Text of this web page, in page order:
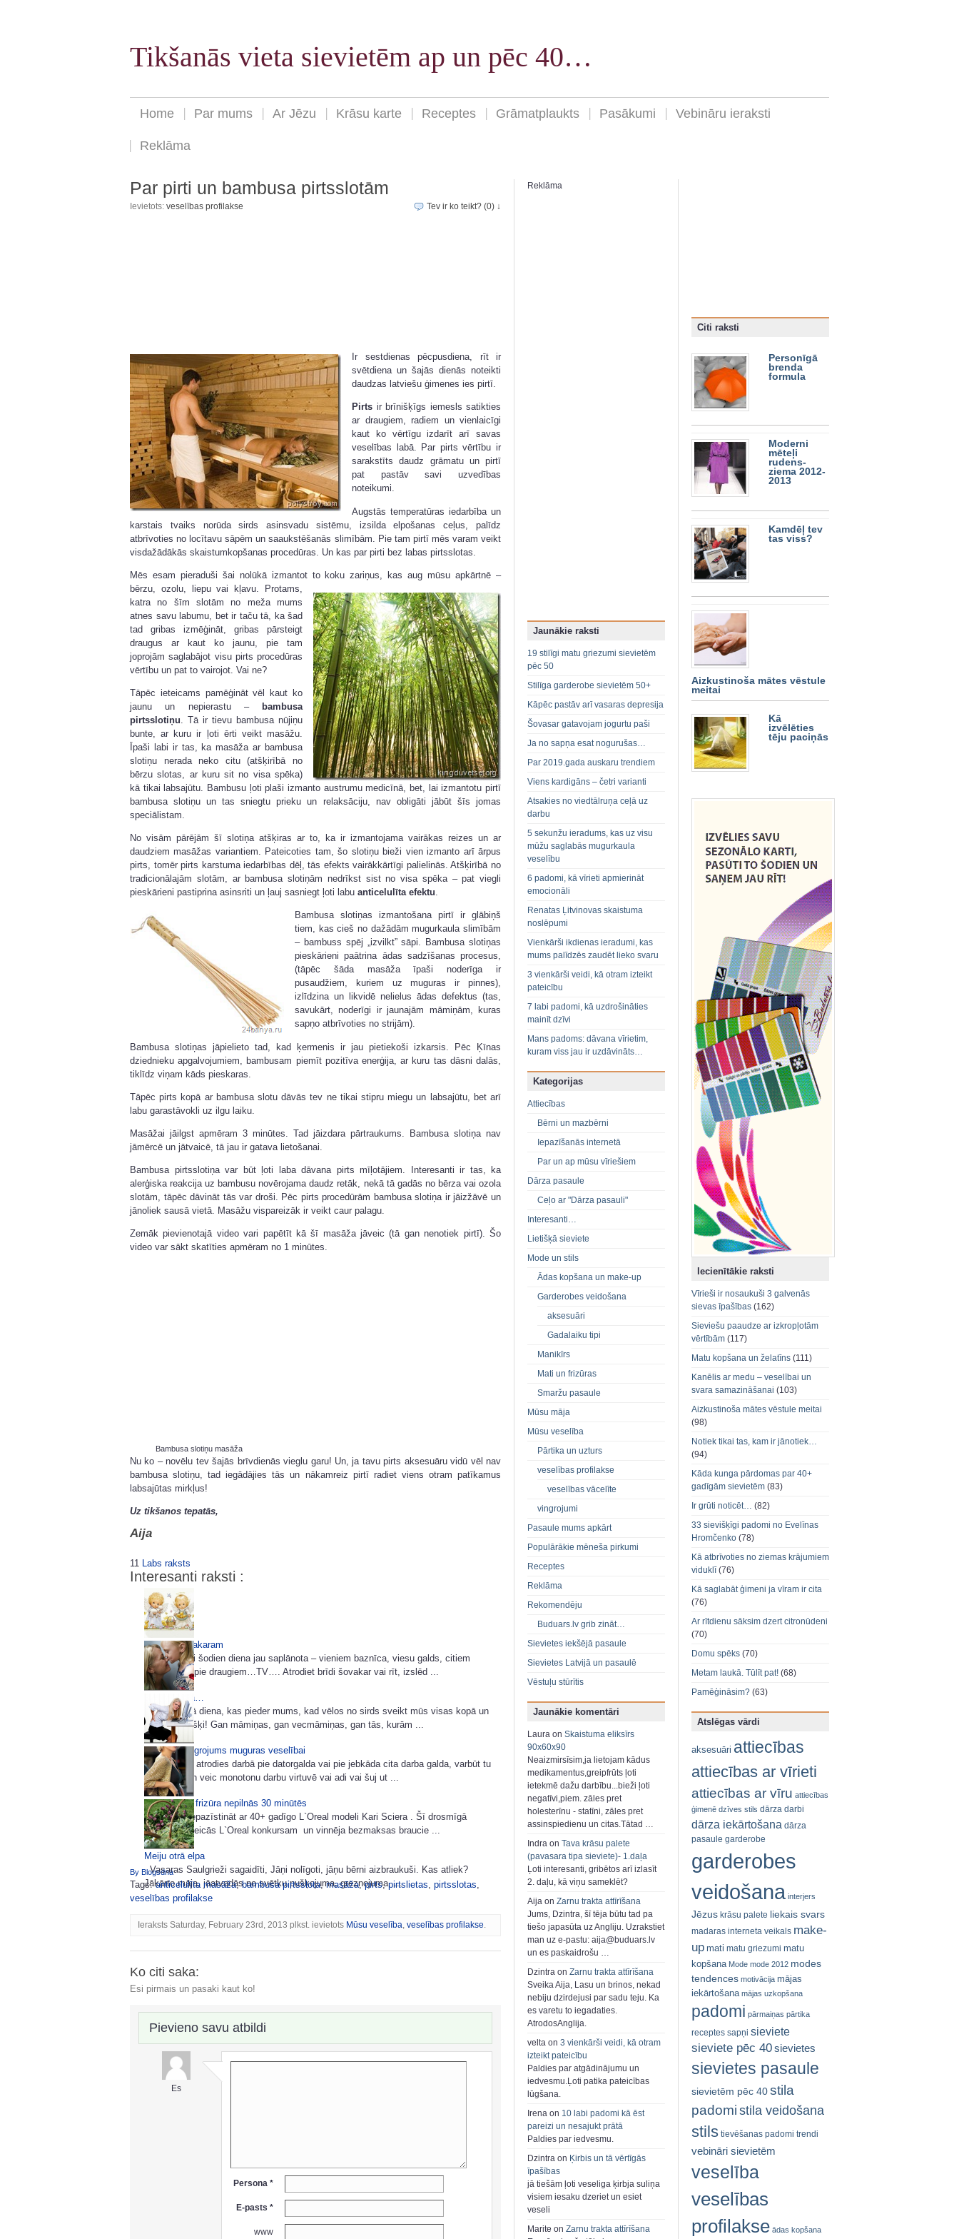
Tikšanās vieta sievietēm ap un pēc 40…
Home Par mums Ar Jēzu Krāsu karte Receptes Grāmatplaukts Pasākumi Vebināru ieraksti
Reklāma
Par pirti un bambusa pirtsslotām
Ievietots: veselības profilakse Tev ir ko teikt? (0) ↓
Ir sestdienas pēcpusdiena, rīt ir
svētdiena un šajās dienās noteikti
daudzas latviešu ģimenes ies pirtī.
Pirts ir brīnišķīgs iemesls satikties
ar draugiem, radiem un vienlaicīgi
kaut ko vērtīgu izdarīt arī savas
veselības labā. Par pirts vērtību ir
sarakstīts daudz grāmatu un pirtī
pat pastāv savi uzvedības
noteikumi.
Augstās temperatūras iedarbība un
karstais tvaiks norūda sirds asinsvadu sistēmu, izsilda elpošanas ceļus, palīdz
atbrīvoties no locītavu sāpēm un saaukstēšanās slimībām. Pie tam pirtī mēs varam veikt
visdažādākās skaistumkopšanas procedūras. Un kas par pirti bez labas pirtsslotas.
Mēs esam pieraduši šai nolūkā izmantot to koku zariņus, kas aug mūsu apkārtnē –
bērzu, ozolu, liepu vai kļavu. Protams,
katra no šīm slotām no meža mums
atnes savu labumu, bet ir taču tā, ka šad
tad gribas izmēģināt, gribas pārsteigt
draugus ar kaut ko jaunu, pie tam
joprojām saglabājot visu pirts procedūras
vērtību un pat to vairojot. Vai ne?
Tāpēc ieteicams pamēģināt vēl kaut ko
jaunu un nepierastu –
bambusa
pirtsslotiņu. Tā ir tievu bambusa nūjiņu
bunte, ar kuru ir ļoti ērti veikt masāžu.
Īpaši labi ir tas, ka masāža ar bambusa
slotiņu nerada neko citu (atšķirībā no
bērzu slotas, ar kuru sit no visa spēka)
kā tikai labsajūtu. Bambusu ļoti plaši izmanto austrumu medicīnā, bet, lai izmantotu pirtī
bambusa slotiņu un tas sniegtu prieku un relaksāciju, nav obligāti jābūt šīs jomas
speciālistam.
No visām pārējām šī slotiņa atšķiras ar to, ka ir izmantojama vairākas reizes un ar
daudziem masāžas variantiem. Pateicoties tam, šo slotiņu bieži vien izmanto arī ārpus
pirts, tomēr pirts karstuma iedarbības dēļ, tās efekts vairākkārtīgi palielinās. Atšķirībā no
tradicionālajām slotām, ar bambusa slotiņām nedrīkst sist no visa spēka – pat viegli
pieskārieni pastiprina asinsriti un ļauj sasniegt ļoti labu anticelulīta efektu.
Bambusa slotiņas izmantošana pirtī ir glābiņš
tiem, kas cieš no dažādām mugurkaula slimībām
– bambuss spēj „izvilkt” sāpi. Bambusa slotiņas
pieskārieni paātrina ādas sadzīšanas procesus,
(tāpēc šāda masāža īpaši noderīga ir
pusaudžiem, kuriem uz muguras ir pinnes),
izlīdzina un likvidē nelielus ādas defektus (tas,
savukārt, noderīgi ir jaunajām māmiņām, kuras
sapņo atbrīvoties no strijām).
Bambusa slotiņas jāpielieto tad, kad ķermenis ir jau pietiekoši izkarsis. Pēc Ķīnas
dziednieku apgalvojumiem, bambusam piemīt pozitīva enerģija, ar kuru tas dāsni dalās,
tiklīdz viņam kāds pieskaras.
Tāpēc pirts kopā ar bambusa slotu dāvās tev ne tikai stipru miegu un labsajūtu, bet arī
labu garastāvokli uz ilgu laiku.
Masāžai jāilgst apmēram 3 minūtes. Tad jāizdara pārtraukums. Bambusa slotiņa nav
jāmērcē un jātvaicē, tā jau ir gatava lietošanai.
Bambusa pirtsslotiņa var būt ļoti laba dāvana pirts mīļotājiem. Interesanti ir tas, ka
alerģiska reakcija uz bambusu novērojama daudz retāk, nekā tā gadās no bērza vai ozola
slotām, tāpēc dāvināt tās var droši. Pēc pirts procedūrām bambusa slotiņa ir jāizžāvē un
jānoliek sausā vietā. Masāžu vispareizāk ir veikt caur palagu.
Zemāk pievienotajā video vari papētīt kā šī masāža jāveic (tā gan nenotiek pirtī). Šo
video var sākt skatīties apmēram no 1 minūtes.
Bambusa slotiņu masāža
Nu ko – novēlu tev šajās brīvdienās vieglu garu! Un, ja tavu pirts aksesuāru vidū vēl nav
bambusa slotiņu, tad iegādājies tās un nākamreiz pirtī radiet viens otram patīkamus
labsajūtas mirkļus!
Uz tikšanos tepatās,
Aija
11 Labs raksts
Interesanti raksti :
Filma šim vakaram
Mums katrai šodien diena jau saplānota – vieniem baznīca, viesu galds, citiem
viesošanās pie draugiem…TV…. Atrodiet brīdi šovakar vai rīt, izslēd ...
Mātes dienā…
Šodiena ir tā diena, kas pieder mums, kad vēlos no sirds sveikt mūs visas kopā un
katru atsevišķi! Gan māmiņas, gan vecmāmiņas, gan tās, kurām ...
Efektīvs vingrojums muguras veselībai
Ja tu šobrīd atrodies darbā pie datorgalda vai pie jebkāda cita darba galda, varbūt tu
esi mājās un veic monotonu darbu virtuvē vai adi vai šuj ut ...
Make-up un frizūra nepilnās 30 minūtēs
Vēlos tevi iepazīstināt ar 40+ gadīgo L`Oreal modeli Kari Sciera . Šī drosmīgā
sieviete pieteicās L`Oreal konkursam un vinnēja bezmaksas braucie ...
Meiju otrā elpa
Vasaras Saulgrieži sagaidīti, Jāņi nolīgoti, jāņu bērni aizbraukuši. Kas atliek?
Jākārto māja, jāatvadās no svētku pušķojuma, greznojuma. ...
By Blogsdna
Tags:anticelulīta masāža,bambusa pirtsslota,masāža,pirts,pirtslietas pirtsslotas
veselības profilakse
Ieraksts Saturday, February 23rd, 2013 plkst. ievietots Mūsu veselība veselības profilakse
Ko citi saka:
Esi pirmais un pasaki kaut ko!
Pievieno savu atbildi
Es
Persona *
E-pasts *
www
Reklāma
Jaunākie raksti
19 stilīgi matu griezumi sievietēm
pēc 50
Stilīga garderobe sievietēm 50+
Kāpēc pastāv arī vasaras depresija
Šovasar gatavojam jogurtu paši
Ja no sapņa esat nogurušas…
Par 2019.gada auskaru trendiem
Viens kardigāns – četri varianti
Atsakies no viedtālruņa ceļā uz
darbu
5 sekunžu ieradums, kas uz visu
mūžu saglabās mugurkaula
veselību
6 padomi, kā vīrieti apmierināt
emocionāli
Renatas Ļitvinovas skaistuma
noslēpumi
Vienkārši ikdienas ieradumi, kas
mums palīdzēs zaudēt lieko svaru
3 vienkārši veidi, kā otram izteikt
pateicību
7 labi padomi, kā uzdrošināties
mainīt dzīvi
Mans padoms: dāvana vīrietim,
kuram viss jau ir uzdāvināts…
Kategorijas
Attiecības
Bērni un mazbērni
Iepazīšanās internetā
Par un ap mūsu vīriešiem
Dārza pasaule
Ceļo ar "Dārza pasauli"
Interesanti…
Lietišķā sieviete
Mode un stils
Ādas kopšana un make-up
Garderobes veidošana
aksesuāri
Gadalaiku tipi
Manikīrs
Mati un frizūras
Smaržu pasaule
Mūsu māja
Mūsu veselība
Pārtika un uzturs
veselības profilakse
veselības vācelīte
vingrojumi
Pasaule mums apkārt
Populārākie mēneša pirkumi
Receptes
Reklāma
Rekomendēju
Buduars.lv grib zināt…
Sievietes iekšējā pasaule
Sievietes Latvijā un pasaulē
Vēstuļu stūrītis
Jaunākie komentāri
Laura on Skaistuma eliksīrs
90x60x90
Neaizmirsīsim,ja lietojam kādus
medikamentus,greipfrūts ļoti
ietekmē dažu darbību...bieži ļoti
negatīvi,piem. zāles pret
holesterīnu - statīni, zāles pret
assinspiedienu un citas.Tātad …
Indra on Tava krāsu palete
(pavasara tipa sieviete)- 1.daļa
Ļoti interesanti, gribētos arī izlasīt
2. daļu, kā viņu sameklēt?
Aija on Zarnu trakta attīrīšana
Jums, Dzintra, šī tēja būtu tad pa
tiešo japasūta uz Angliju. Uzrakstiet
man uz e-pastu: aija@buduars.lv
un es paskaidrošu …
Dzintra on Zarnu trakta attīrīšana
Sveika Aija, Lasu un brinos, nekad
nebiju dzirdejusi par sadu teju. Ka
es varetu to iegadaties.
AtrodosAnglija.
velta on 3 vienkārši veidi, kā otram
izteikt pateicību
Paldies par atgādinājumu un
iedvesmu.Ļoti patika pateicības
lūgšana.
Irena on 10 labi padomi kā ēst
pareizi un nesajukt prātā
Paldies par iedvesmu.
Dzintra on Ķirbis un tā vērtīgās
īpašības
jā tiešām ļoti veseliga ķirbja suliņa
visiem iesaku dzeriet un esiet
veseli
Marite on Zarnu trakta attīrīšana
Citi raksti
Personīgā
brenda
formula
Moderni
mēteļi
rudens-
ziema 2012-
2013
Kamdēļ tev
tas viss?
Aizkustinoša mātes vēstule
meitai
Kā
izvēlēties
tēju paciņās
Iecienītākie raksti
Vīrieši ir nosaukuši 3 galvenās
sievas īpašības (162)
Sieviešu paaudze ar izkropļotām
vērtībām (117)
Matu kopšana un želatīns (111)
Kanēlis ar medu – veselībai un
svara samazināšanai (103)
Aizkustinoša mātes vēstule meitai
(98)
Notiek tikai tas, kam ir jānotiek…
(94)
Kāda kunga pārdomas par 40+
gadīgām sievietēm (83)
Ir grūti noticēt… (82)
33 sievišķīgi padomi no Evelīnas
Hromčenko (78)
Kā atbrīvoties no ziemas krājumiem
viduklī(76)
Kā saglabāt ģimeni ja vīram ir cita
(76)
Ar rītdienu sāksim dzert citronūdeni
(70)
Domu spēks (70)
Metam laukā. Tūlīt pat! (68)
Pamēģināsim? (63)
Atslēgas vārdi
aksesuāri attiecības
attiecības ar vīrieti
attiecības ar vīru attiecības
ģimenē dzīves stils dārza darbi
dārza iekārtošana dārza
pasaule garderobe
garderobes
veidošana interjers
Jēzus krāsu palete liekais svars
madaras interneta veikals make-
up mati matu griezumi matu
kopšana Mode mode 2012 modes
tendences motivācija mājas
iekārtošana mājas uzkopšana
padomi pārmaiņas pārtika
receptes sapņi sieviete
sieviete pēc 40sievietes
sievietes pasaule
sievietēm pēc 40stila
padomistila veidošana
stils tievēšanas padomi trendi
vebināri sievietēm
veselība
veselības
profilakse ādas kopšana